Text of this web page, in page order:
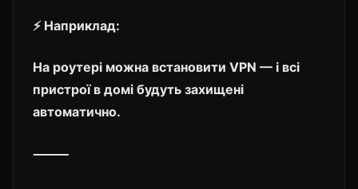
⚡ Наприклад:
На роутері можна встановити VPN — і всі
пристрої в домі будуть захищені
автоматично.
⸻